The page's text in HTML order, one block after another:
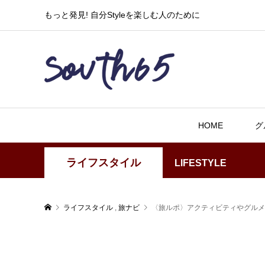
もっと発見! 自分Styleを楽しむ人のために
HOME
ライフスタイル LIFESTYLE
ライフスタイル , 旅ナビ 〈旅ルポ〉アクティビティやグ